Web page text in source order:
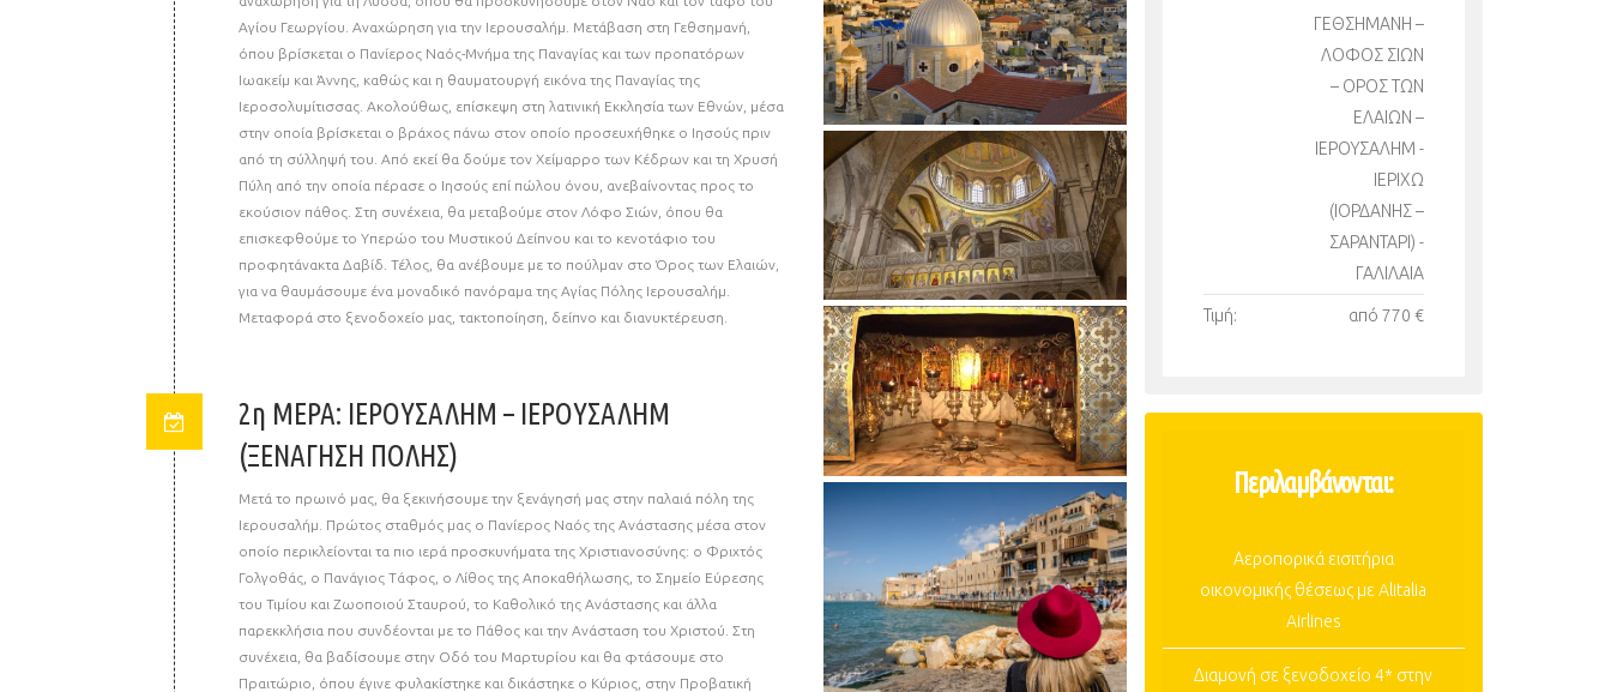
Αγίου Γεωργίου. Αναχώρηση για την Ιερουσαλήμ. Μετάβαση στη Γεθσημανή,
όπου βρίσκεται ο Πανίερος Ναός-Μνήμα της Παναγίας και των προπατόρων
Ιωακείμ και Άννης, καθώς και η θαυματουργή εικόνα της Παναγίας της
Ιεροσολυμίτισσας. Ακολούθως, επίσκεψη στη λατινική Εκκλησία των Εθνών, μέσα
στην οποία βρίσκεται ο βράχος πάνω στον οποίο προσευχήθηκε ο Ιησούς πριν
από τη σύλληψή του. Από εκεί θα δούμε τον Χείμαρρο των Κέδρων και τη Χρυσή
Πύλη από την οποία πέρασε ο Ιησούς επί πώλου όνου, ανεβαίνοντας προς το
εκούσιον πάθος. Στη συνέχεια, θα μεταβούμε στον Λόφο Σιών, όπου θα
επισκεφθούμε το Υπερώο του Μυστικού Δείπνου και το κενοτάφιο του
προφητάνακτα Δαβίδ. Τέλος, θα ανέβουμε με το πούλμαν στο Όρος των Ελαιών,
για να θαυμάσουμε ένα μοναδικό πανόραμα της Αγίας Πόλης Ιερουσαλήμ.
Μεταφορά στο ξενοδοχείο μας, τακτοποίηση, δείπνο και διανυκτέρευση.
2η ΜΕΡΑ: ΙΕΡΟΥΣΑΛΗΜ – ΙΕΡΟΥΣΑΛΗΜ
(ΞΕΝΑΓΗΣΗ ΠΟΛΗΣ)
Μετά το πρωινό μας, θα ξεκινήσουμε την ξενάγησή μας στην παλαιά πόλη της
Ιερουσαλήμ. Πρώτος σταθμός μας ο Πανίερος Ναός της Ανάστασης μέσα στον
οποίο περικλείονται τα πιο ιερά προσκυνήματα της Χριστιανοσύνης: ο Φριχτός
Γολγοθάς, ο Πανάγιος Τάφος, ο Λίθος της Αποκαθήλωσης, το Σημείο Εύρεσης
του Τιμίου και Ζωοποιού Σταυρού, το Καθολικό της Ανάστασης και άλλα
παρεκκλήσια που συνδέονται με το Πάθος και την Ανάσταση του Χριστού. Στη
συνέχεια, θα βαδίσουμε στην Οδό του Μαρτυρίου και θα φτάσουμε στο
Πραιτώριο, όπου έγινε φυλακίστηκε και δικάστηκε ο Κύριος, στην Προβατική
ΓΕΘΣΗΜΑΝΗ –
ΛΟΦΟΣ ΣΙΩΝ
– ΟΡΟΣ ΤΩΝ
ΕΛΑΙΩΝ –
ΙΕΡΟΥΣΑΛΗΜ -
ΙΕΡΙΧΩ
(ΙΟΡΔΑΝΗΣ –
ΣΑΡΑΝΤΑΡΙ) -
ΓΑΛΙΛΑΙΑ
Τιμή: από 770 €
Περιλαμβάνονται:
Αεροπορικά εισιτήρια
οικονομικής θέσεως με Alitalia
Airlines
Διαμονή σε ξενοδοχείο 4* στην